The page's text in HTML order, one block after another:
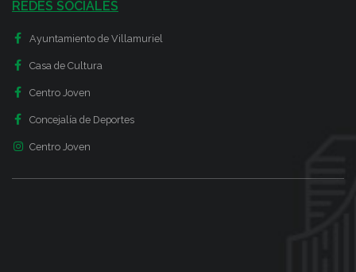
REDES SOCIALES
Ayuntamiento de Villamuriel
Casa de Cultura
Centro Joven
Concejalía de Deportes
Centro Joven